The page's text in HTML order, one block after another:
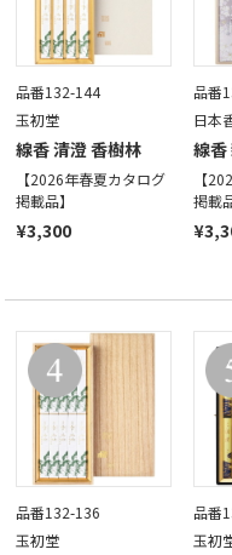
品番132-144
玉初堂
線香 清澄 香樹林
【2026年春夏カタログ
掲載品】
¥3,300
品番
日本
線香
【
掲載
品番132-136
玉初堂
品番
玉初